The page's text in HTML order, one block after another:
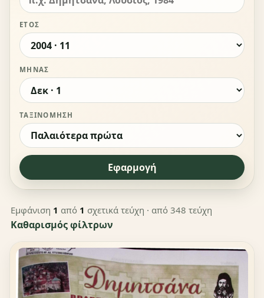
ΈΤΟΣ
ΜΉΝΑΣ
ΤΑΞΙΝΌΜΗΣΗ
Εφαρμογή
Εμφάνιση 1 από 1 σχετικά τεύχη · από 348 τεύχη
Καθαρισμός φίλτρων